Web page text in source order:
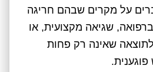
על מקרים שבהם חריגה
שגיאה מקצועית, או
לתוצאה שאינה רק פחות